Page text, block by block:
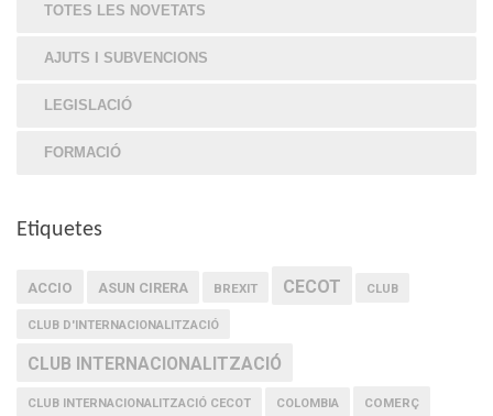
TOTES LES NOVETATS
AJUTS I SUBVENCIONS
LEGISLACIÓ
FORMACIÓ
Etiquetes
ACCIO ASUN CIRERA BREXIT CECOT CLUB
CLUB D'INTERNACIONALITZACIÓ
CLUB INTERNACIONALITZACIÓ
CLUB INTERNACIONALITZACIÓ CECOT COLOMBIA COMERÇ